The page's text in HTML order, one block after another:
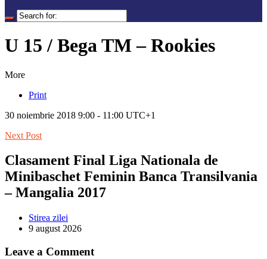
U 15 / Bega TM – Rookies
More
Print
30 noiembrie 2018 9:00 - 11:00 UTC+1
Next Post
Clasament Final Liga Nationala de
Minibaschet Feminin Banca Transilvania
– Mangalia 2017
Stirea zilei
9 august 2026
Leave a Comment